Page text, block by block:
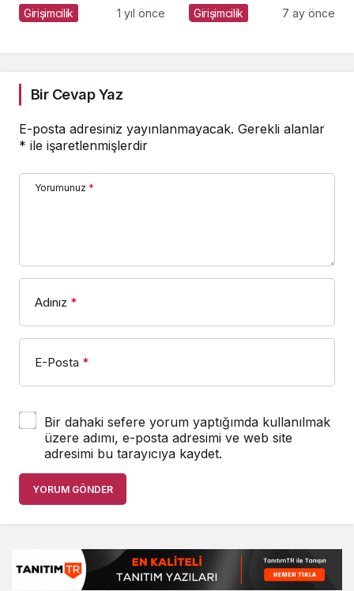
Sayım!
Girişimcilik 1 yıl önce
Marka Hikayesi
Girişimcilik 7 ay önce
Bir Cevap Yaz
E-posta adresiniz yayınlanmayacak. Gerekli alanlar
* ile işaretlenmişlerdir
Yorumunuz *
Adınız *
E-Posta *
Bir dahaki sefere yorum yaptığımda kullanılmak
üzere adımı, e-posta adresimi ve web site
adresimi bu tarayıcıya kaydet.
YORUM GÖNDER